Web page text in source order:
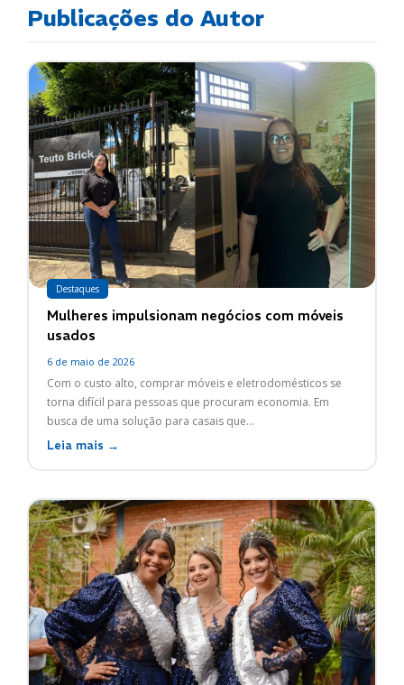
Publicações do Autor
Destaques
Mulheres impulsionam negócios com móveis
usados
6 de maio de 2026
Com o custo alto, comprar móveis e eletrodomésticos se
torna difícil para pessoas que procuram economia. Em
busca de uma solução para casais que...
Leia mais →